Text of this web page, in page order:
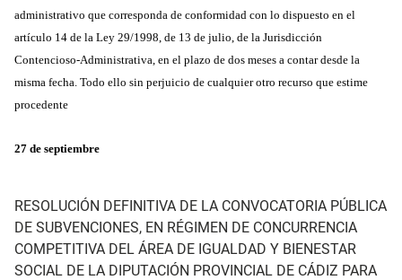
administrativo que corresponda de conformidad con lo dispuesto en el
artículo 14 de la Ley 29/1998, de 13 de julio, de la Jurisdicción
Contencioso-Administrativa, en el plazo de dos meses a contar desde la
misma fecha. Todo ello sin perjuicio de cualquier otro recurso que estime
procedente
27 de septiembre
RESOLUCIÓN DEFINITIVA DE LA CONVOCATORIA PÚBLICA
DE SUBVENCIONES, EN RÉGIMEN DE CONCURRENCIA
COMPETITIVA DEL ÁREA DE IGUALDAD Y BIENESTAR
SOCIAL DE LA DIPUTACIÓN PROVINCIAL DE CÁDIZ PARA